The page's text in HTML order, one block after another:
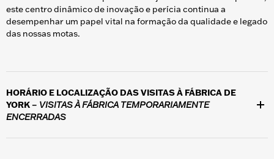
este centro dinâmico de inovação e perícia continua a
desempenhar um papel vital na formação da qualidade e legado
das nossas motas.
HORÁRIO E LOCALIZAÇÃO DAS VISITAS À FÁBRICA DE
YORK – VISITAS À FÁBRICA TEMPORARIAMENTE
ENCERRADAS
Localizado em 1425 Eden Road, York, PA, 17402. As visitas